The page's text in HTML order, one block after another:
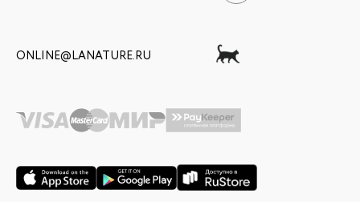
ONLINE@LANATURE.RU